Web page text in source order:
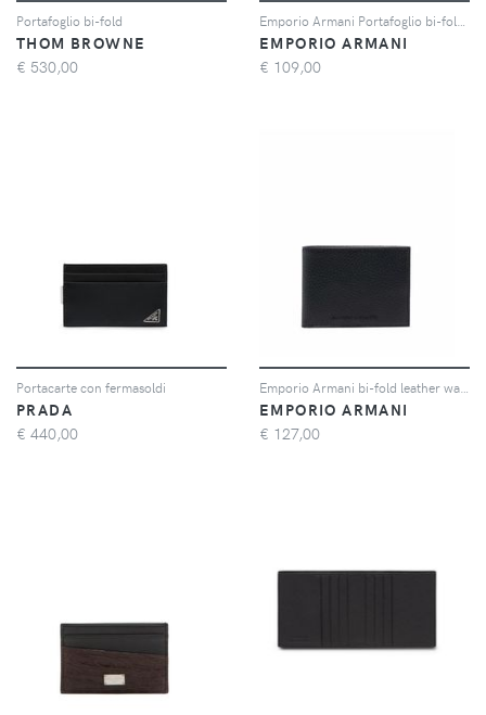
Portafoglio bi-fold
THOM BROWNE
€ 530,00
EMPORIO ARMANI
€ 109,00
Portacarte con fermasoldi
PRADA
€ 440,00
EMPORIO ARMANI
€ 127,00